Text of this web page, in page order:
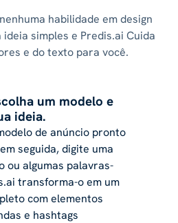
habilidade em design
simples e Predis.ai Cuida
e do texto para você.
um modelo e
ideia.
de anúncio pronto
seguida, digite uma
ou algumas palavras-
transforma-o em um
com elementos
e hashtags